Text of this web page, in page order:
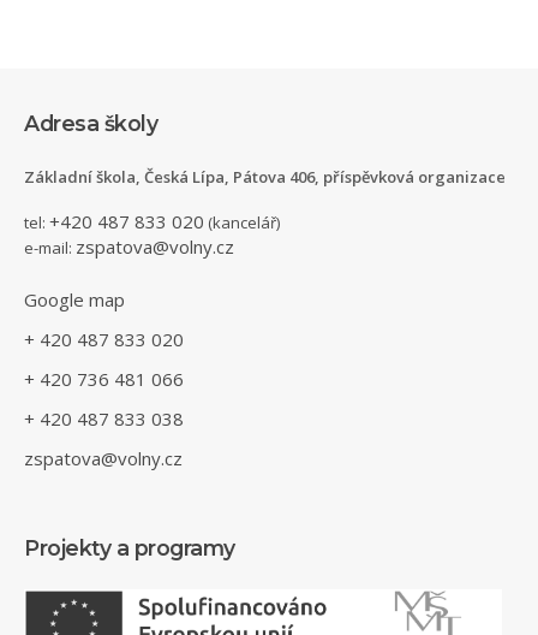
Adresa školy
Základní škola, Česká Lípa, Pátova 406, příspěvková organizace
tel: +420 487 833 020 (kancelář)
e-mail: zspatova@volny.cz
Google map
+ 420 487 833 020
+ 420 736 481 066
+ 420 487 833 038
zspatova@volny.cz
Projekty a programy